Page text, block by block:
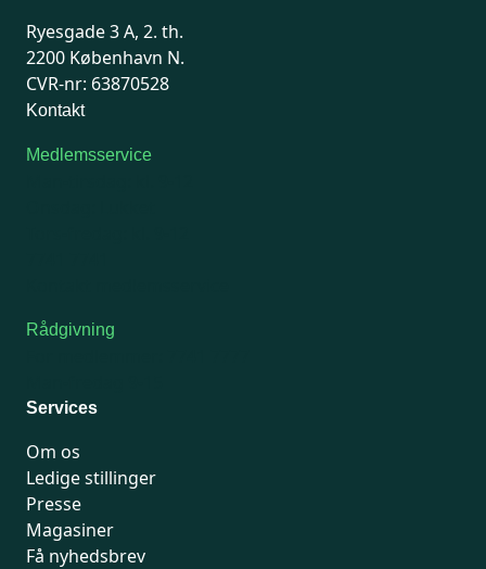
Ryesgade 3 A, 2. th.
2200 København N.
CVR-nr: 63870528
Kontakt
Medlemsservice
Rådgivning
Services
Om os
Ledige stillinger
Presse
Magasiner
Få nyhedsbrev